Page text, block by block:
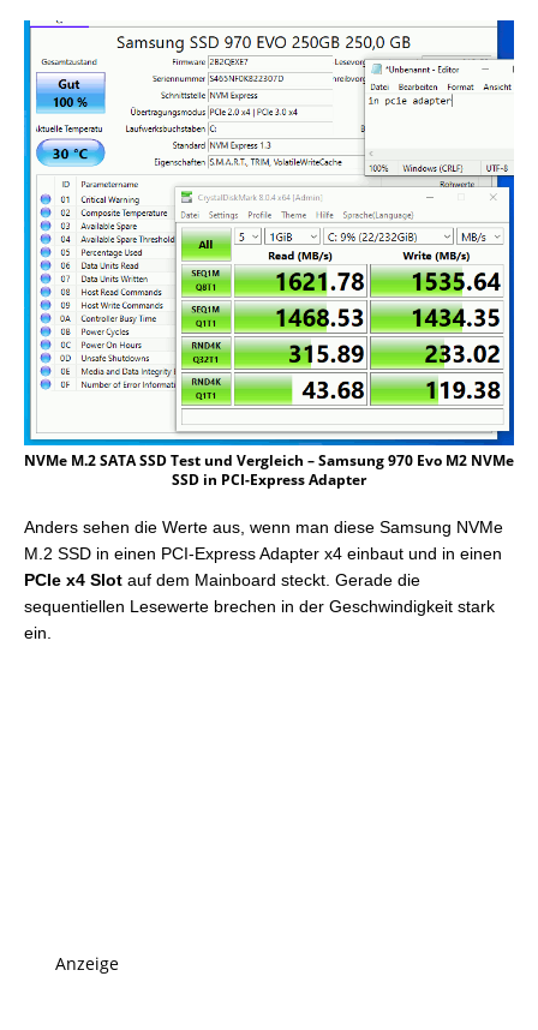
NVMe M.2 SATA SSD Test und Vergleich – Samsung 970 Evo M2 NVMe
SSD in PCI-Express Adapter
Anders sehen die Werte aus, wenn man diese Samsung NVMe
M.2 SSD in einen PCI-Express Adapter x4 einbaut und in einen
PCIe x4 Slot auf dem Mainboard steckt. Gerade die
sequentiellen Lesewerte brechen in der Geschwindigkeit stark
ein.
Anzeige